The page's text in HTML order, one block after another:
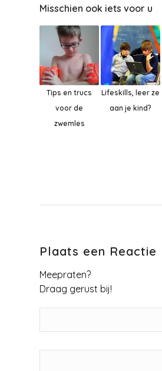
Misschien ook iets voor u
Tips en trucs
voor de
zwemles
Lifeskills, leer ze
aan je kind?
Plaats een Reactie
Meepraten?
Draag gerust bij!